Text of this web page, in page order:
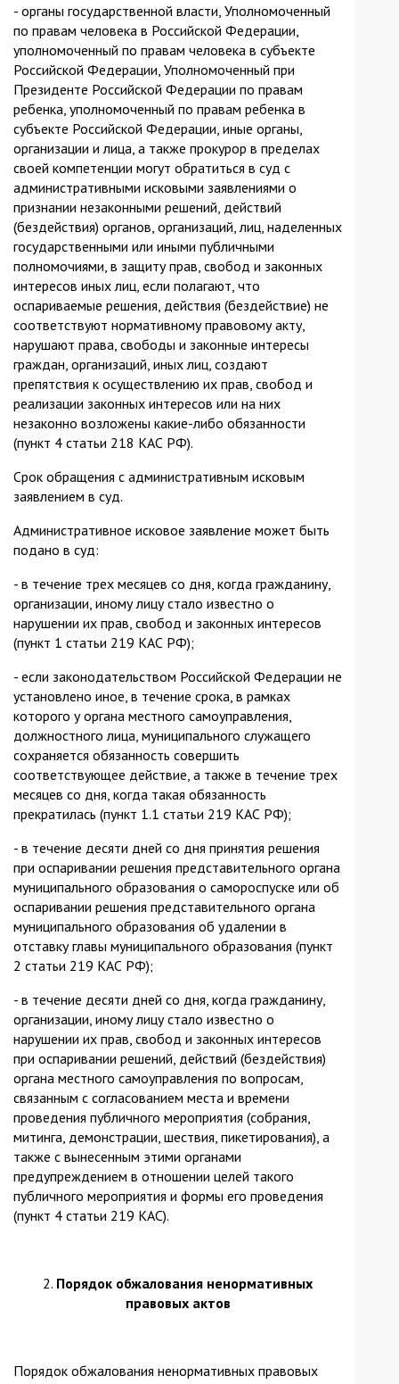
- органы государственной власти, Уполномоченный
по правам человека в Российской Федерации,
уполномоченный по правам человека в субъекте
Российской Федерации, Уполномоченный при
Президенте Российской Федерации по правам
ребенка, уполномоченный по правам ребенка в
субъекте Российской Федерации, иные органы,
организации и лица, а также прокурор в пределах
своей компетенции могут обратиться в суд с
административными исковыми заявлениями о
признании незаконными решений, действий
(бездействия) органов, организаций, лиц, наделенных
государственными или иными публичными
полномочиями, в защиту прав, свобод и законных
интересов иных лиц, если полагают, что
оспариваемые решения, действия (бездействие) не
соответствуют нормативному правовому акту,
нарушают права, свободы и законные интересы
граждан, организаций, иных лиц, создают
препятствия к осуществлению их прав, свобод и
реализации законных интересов или на них
незаконно возложены какие-либо обязанности
(пункт 4 статьи 218 КАС РФ).
Срок обращения с административным исковым
заявлением в суд.
Административное исковое заявление может быть
подано в суд:
- в течение трех месяцев со дня, когда гражданину,
организации, иному лицу стало известно о
нарушении их прав, свобод и законных интересов
(пункт 1 статьи 219 КАС РФ);
- если законодательством Российской Федерации не
установлено иное, в течение срока, в рамках
которого у органа местного самоуправления,
должностного лица, муниципального служащего
сохраняется обязанность совершить
соответствующее действие, а также в течение трех
месяцев со дня, когда такая обязанность
прекратилась (пункт 1.1 статьи 219 КАС РФ);
- в течение десяти дней со дня принятия решения
при оспаривании решения представительного органа
муниципального образования о самороспуске или об
оспаривании решения представительного органа
муниципального образования об удалении в
отставку главы муниципального образования (пункт
2 статьи 219 КАС РФ);
- в течение десяти дней со дня, когда гражданину,
организации, иному лицу стало известно о
нарушении их прав, свобод и законных интересов
при оспаривании решений, действий (бездействия)
органа местного самоуправления по вопросам,
связанным с согласованием места и времени
проведения публичного мероприятия (собрания,
митинга, демонстрации, шествия, пикетирования), а
также с вынесенным этими органами
предупреждением в отношении целей такого
публичного мероприятия и формы его проведения
(пункт 4 статьи 219 КАС).
2. Порядок обжалования ненормативных
правовых актов
Порядок обжалования ненормативных правовых